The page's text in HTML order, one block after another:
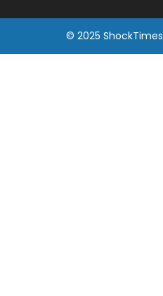
© 2025 ShockTimes